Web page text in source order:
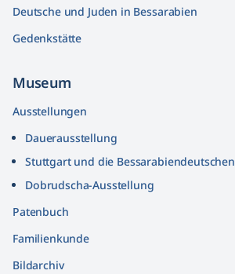
Deutsche und Juden in Bessarabien
Gedenkstätte
Museum
Ausstellungen
Dauerausstellung
Stuttgart und die Bessarabiendeutschen
Dobrudscha­-Ausstellung
Patenbuch
Familienkunde
Bildarchiv